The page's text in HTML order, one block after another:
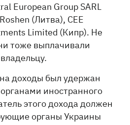
European Group SARL
(Литва), CEE
Limited (Кипр). Не
тоже выплачивали
доходы был удержан
иностранного
этого дохода должен
органы Украины